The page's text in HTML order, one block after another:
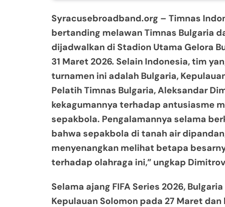
Syracusebroadband.org – Timnas
bertanding melawan Timnas Bulgaria
dijadwalkan di Stadion Utama Gelora
31 Maret 2026. Selain Indonesia, tim
turnamen ini adalah Bulgaria,
Pelatih Timnas Bulgaria, Aleksandar
kekagumannya terhadap antusiasme
sepakbola. Pengalamannya selama
bahwa sepakbola di tanah air
menyenangkan melihat betapa
terhadap olahraga ini,” ungkap
Selama ajang FIFA Series 2026,
Kepulauan Solomon pada 27 Maret